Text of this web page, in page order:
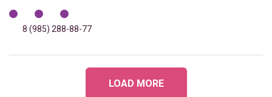
8 (985) 288-88-77
LOAD MORE